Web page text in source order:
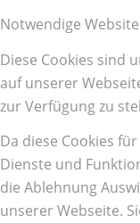
Notwendige
Diese Cookies sind
auf unserer
zur Verfügung zu
Da diese Cookies
Dienste und
die Ablehnung
unserer Webseite.